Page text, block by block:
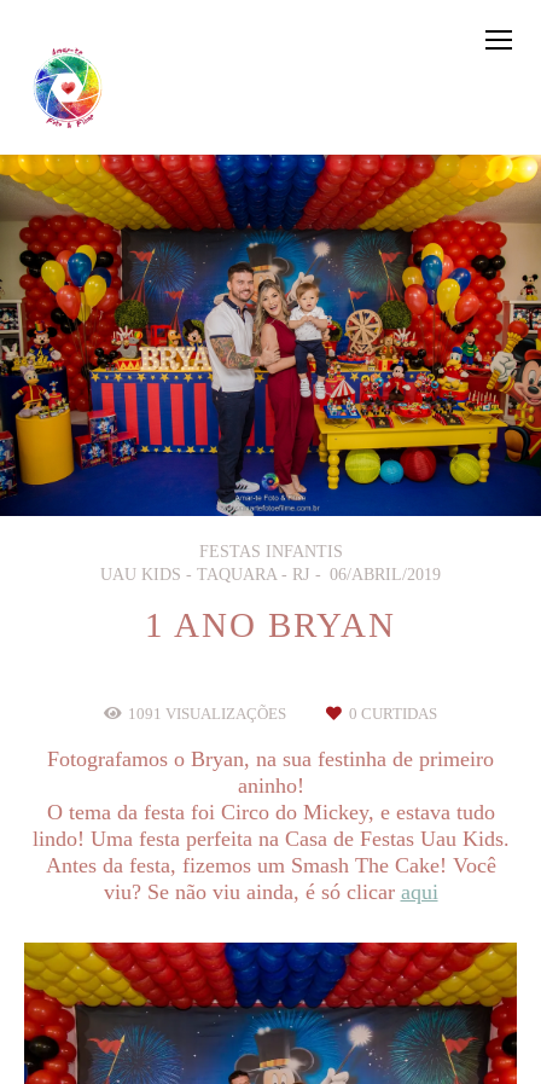
FESTAS INFANTIS
UAU KIDS - TAQUARA - RJ
06/ABRIL/2019
1 ANO BRYAN
1091 VISUALIZAÇÕES 0 CURTIDAS
Fotografamos o Bryan, na sua festinha de primeiro
aninho!
O tema da festa foi Circo do Mickey, e estava tudo
lindo! Uma festa perfeita na Casa de Festas Uau Kids.
Antes da festa, fizemos um Smash The Cake! Você
viu? Se não viu ainda, é só clicar aqui